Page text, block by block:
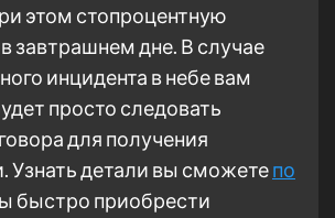
этом стопроцентную
завтрашнем дне. В случае
инцидента в небе вам
просто следовать
для получения
Узнать детали вы сможетепо
быстро приобрести